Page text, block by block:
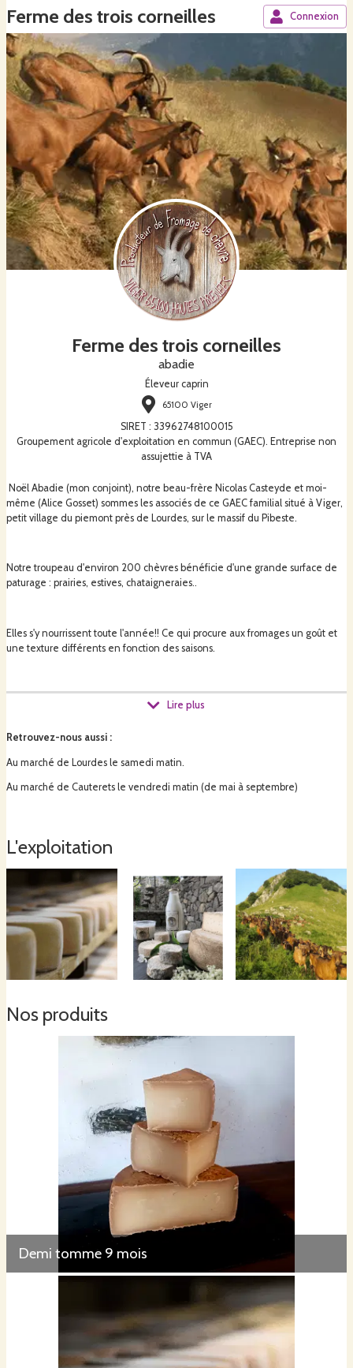
Ferme des trois corneilles Connexion
Ferme des trois corneilles
abadie
Éleveur caprin
65100 Viger
SIRET : 33962748100015
Groupement agricole d'exploitation en commun (GAEC). Entreprise non
assujettie à TVA
Noël Abadie (mon conjoint), notre beau-frère Nicolas Casteyde et moi-
même (Alice Gosset) sommes les associés de ce GAEC familial situé à Viger,
petit village du piemont près de Lourdes, sur le massif du Pibeste.
Notre troupeau d'environ 200 chèvres bénéficie d'une grande surface de
paturage : prairies, estives, chataigneraies..
Elles s'y nourrissent toute l'année!! Ce qui procure aux fromages un goût et
une texture différents en fonction des saisons.
Tout le lait est transformé en fromages : crottins,fromages blancs ,tommes et
tommettes qui sont affinés à la ferme.
Nous sommes soucieux de la qualité de nos produits.L'alimentation des
fabrication du fromage.
Lire plus
Retrouvez-nous aussi :
Au marché de Lourdes le samedi matin.
Au marché de Cauterets le vendredi matin (de mai à septembre)
L'exploitation
Nos produits
Demi tomme 9 mois